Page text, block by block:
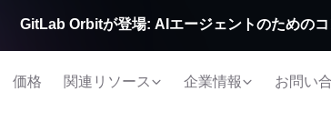
価格 関連リソース 企業情報 お問い
GitLab Orbitが登場: AIエージェントのための